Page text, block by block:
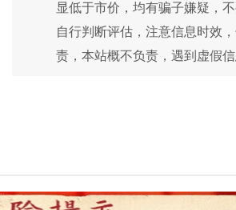
显低于市价，均有骗子嫌疑，
自行判断评估，注意信息时效
责，本站概不负责，遇到虚假信